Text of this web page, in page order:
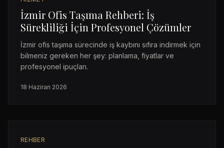
İzmir Ofis Taşıma Rehberi: İş
Sürekliliği İçin Profesyonel Çözümler
İzmir ofis taşıma sürecinde iş kaybını sıfıra indirmek için
bilmeniz gereken her şey: planlama, fiyatlar ve
profesyonel ipuçları.
18 Haziran 2026
REHBER